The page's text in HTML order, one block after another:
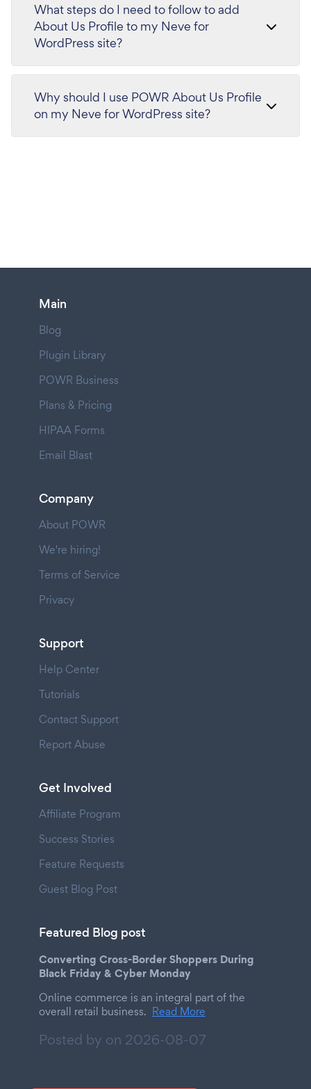
What steps do I need to follow to add
About Us Profile to my Neve for
WordPress site?
Why should I use POWR About Us Profile
on my Neve for WordPress site?
Main
Blog
Plugin Library
POWR Business
Plans & Pricing
HIPAA Forms
Email Blast
Company
About POWR
We're hiring!
Terms of Service
Privacy
Support
Help Center
Tutorials
Contact Support
Report Abuse
Get Involved
Affiliate Program
Success Stories
Feature Requests
Guest Blog Post
Featured Blog post
Converting Cross-Border Shoppers During
Black Friday & Cyber Monday
Online commerce is an integral part of the
overall retail business. Read More
Posted by on 2026-08-07